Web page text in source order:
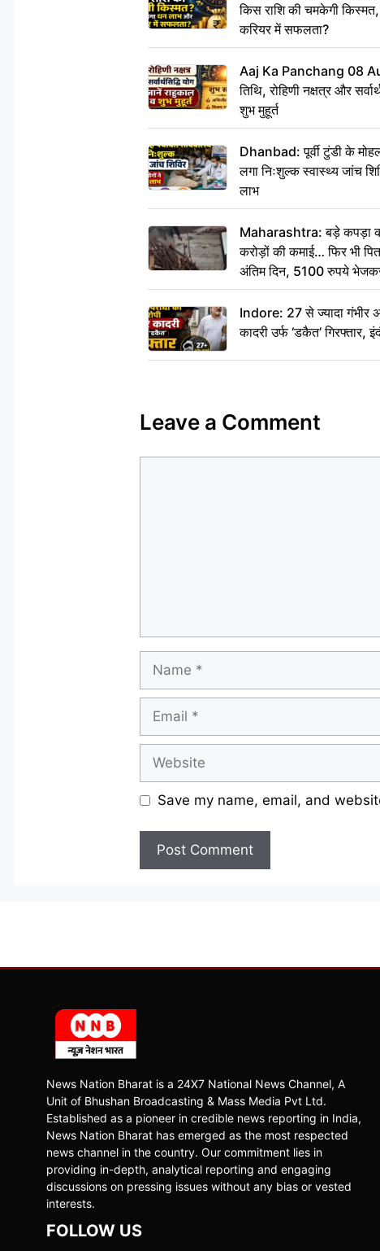
किस राशि की चमकेगी
करियर में सफलता?
Aaj Ka Panchang 08
तिथि, रोहिणी नक्षत्र और
शुभ मुहूर्त
Dhanbad: पूर्वी टुंडी के
लगा निःशुल्क स्वास्थ्य जांच
लाभ
Maharashtra: बड़े कपड़ा
करोड़ों की कमाई… फिर भी
अंतिम दिन, 5100 रुपये
दीजिए हम नहीं आ पाएंगे
Indore: 27 से ज्यादा गंभीर
कादरी उर्फ ‘डकैत’
Leave a Comment
Save my name, email, and
News Nation Bharat is a 24X7 National News Channel, A
Unit of Bhushan Broadcasting & Mass Media Pvt Ltd.
Established as a pioneer in credible news reporting in India,
News Nation Bharat has emerged as the most respected
news channel in the country. Our commitment lies in
providing in-depth, analytical reporting and engaging
discussions on pressing issues without any bias or vested
interests.
FOLLOW US